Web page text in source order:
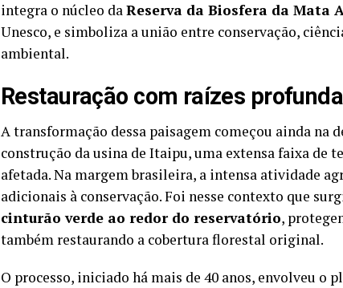
integra o núcleo daReserva da Biosfera da Mata
Unesco, e simboliza a união entre conservação,
ambiental.
Restauração com raízes
A transformação dessa paisagem começou ainda na
construção da usina de Itaipu, uma extensa faixa
afetada. Na margem brasileira, a intensa atividade
adicionais à conservação. Foi nesse contexto que
cinturão verde ao redor do reservatório,
também restaurando a cobertura florestal original.
O processo, iniciado há mais de 40 anos, envolveu o